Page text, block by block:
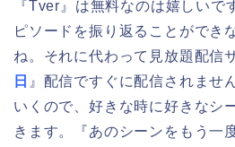
『Tver』は無料なのは嬉しいで
ピソードを振り返ることができ
ね。それに代わって見放題配信
日 』配信ですぐに配信されませ
いくので、好きな時に好きなシ
きます。『あのシーンをもう一